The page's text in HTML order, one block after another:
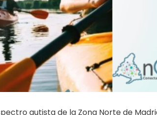
autista de la Zona Norte de